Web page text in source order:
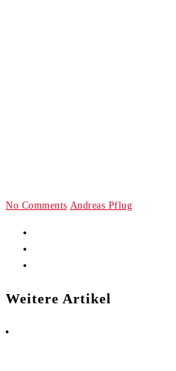
No Comments Andreas Pflug
Weitere Artikel